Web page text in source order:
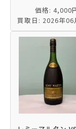
価格: 4,000
買取日: 2026年06